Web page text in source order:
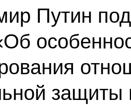
Путин
защиты